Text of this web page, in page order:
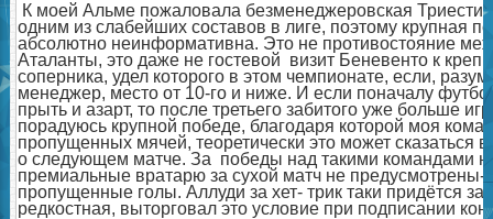
К моей Альме пожаловала безменеджеровская
одним из слабейших составов в лиге, поэтому крупная
абсолютно неинформативна. Это не противостояние
Аталанты, это даже не гостевой визит Беневенто к
соперника, удел которого в этом чемпионате, если,
менеджер, место от 10-го и ниже. И если поначалу
прыть и азарт, то после третьего забитого уже больше
порадуюсь крупной победе, благодаря которой моя
пропущенных мячей, теоретически это может сказаться
о следующем матче. За победы над такими командами
премиальные вратарю за сухой матч не
пропущенные голы. Аллуди за хет- трик таки придётся
редкостная, выторговал это условие при подписании